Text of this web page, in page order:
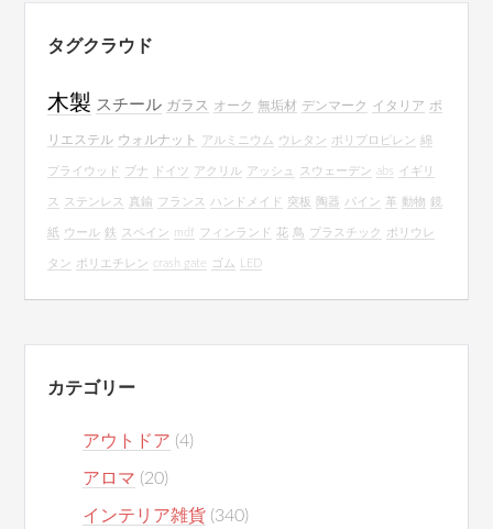
タグクラウド
木製 スチール ガラス オーク 無垢材 デンマーク イタリア ポ
リエステル ウォルナット アルミニウム ウレタン ポリプロピレン 綿
プライウッド ブナ ドイツ アクリル アッシュ スウェーデン abs イギリ
ス ステンレス 真鍮 フランス ハンドメイド 突板 陶器 パイン 革 動物 鏡
紙 ウール 鉄 スペイン mdf フィンランド 花 鳥 プラスチック ポリウレ
タン ポリエチレン crash gate ゴム LED
カテゴリー
アウトドア (4)
アロマ (20)
インテリア雑貨 (340)